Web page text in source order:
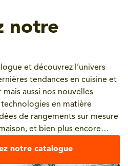
notre
et découvrez l’univers
tendances en cuisine et
aussi nos nouvelles
en matière
de rangements sur mesure
et bien plus encore…
notre catalogue